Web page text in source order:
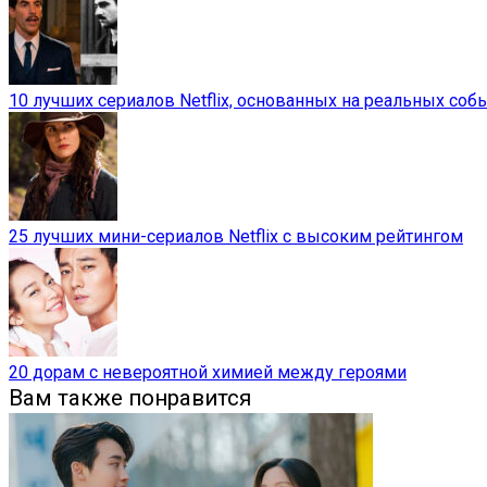
10 лучших сериалов Netflix, основанных на реальных
25 лучших мини-сериалов Netflix с высоким рейтингом
20 дорам с невероятной химией между героями
Вам также понравится